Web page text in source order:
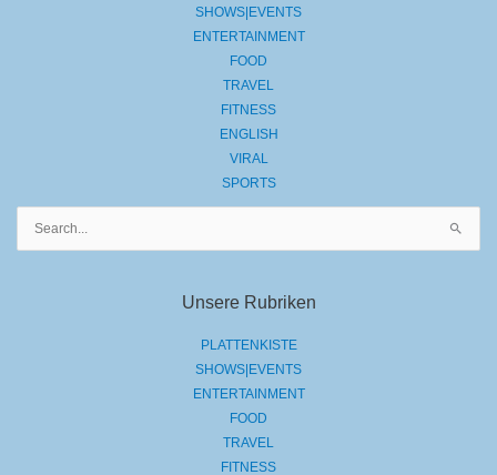
SHOWS|EVENTS
ENTERTAINMENT
FOOD
TRAVEL
FITNESS
ENGLISH
VIRAL
SPORTS
Unsere Rubriken
PLATTENKISTE
SHOWS|EVENTS
ENTERTAINMENT
FOOD
TRAVEL
FITNESS